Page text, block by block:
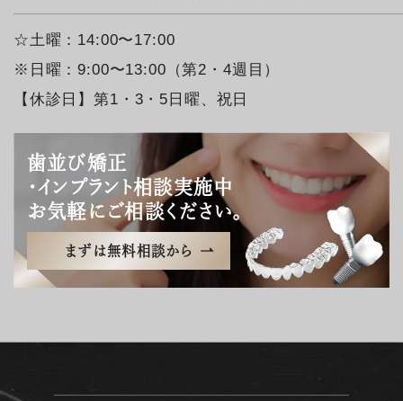
☆土曜：14:00〜17:00
※日曜：9:00〜13:00（第2・4週目）
【休診日】第1・3・5日曜、祝日
歯並び矯正
・インプラント相談実施中
お気軽にご相談ください。
まずは無料相談から